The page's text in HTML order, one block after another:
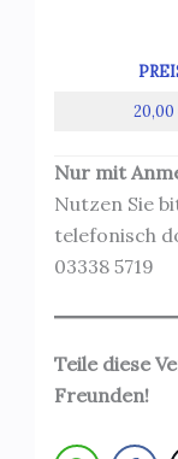
Nur mit
Nutzen Sie
telefonisch
03338 5719
Teile diese
Freunden!